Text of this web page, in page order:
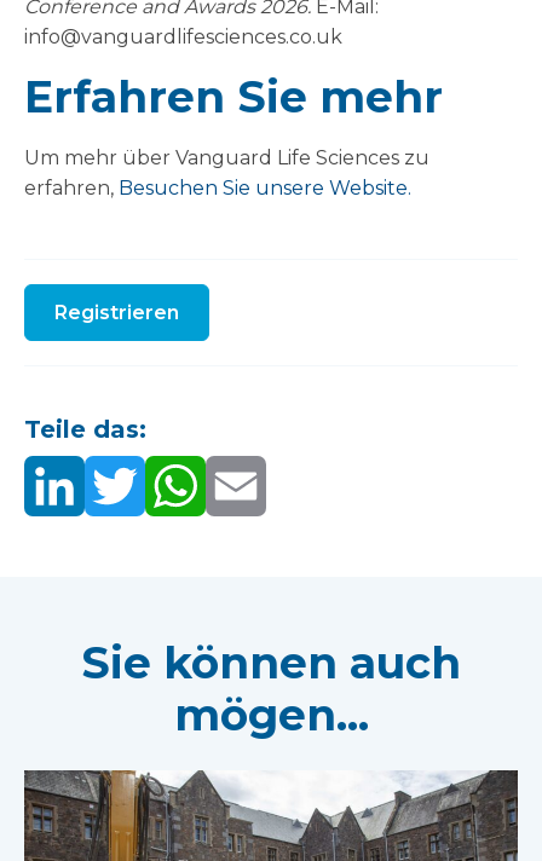
Conference and Awards 2026. E-Mail:
info@vanguardlifesciences.co.uk
Erfahren Sie mehr
Um mehr über Vanguard Life Sciences zu
erfahren, Besuchen Sie unsere Website.
Registrieren
Teile das:
Sie können auch
mögen...